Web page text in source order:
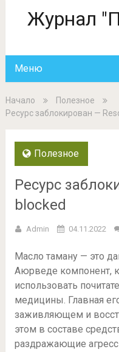
Журнал
Меню
Начало
Полезное
Ресурс заблокирован —
Полезное
Ресурс
blocked
Admin 04.11.2022
Масло таману — это
Аюрведе компонент,
использовать
медицины. Главная
заживляющем и
этом в составе
раздражающие